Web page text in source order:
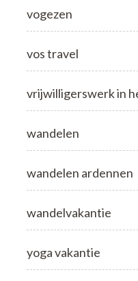
vogezen
vos travel
vrijwilligerswerk in
wandelen
wandelen ardennen
wandelvakantie
yoga vakantie